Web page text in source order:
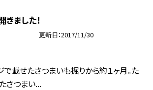
ました！
更新日 2017/11/30
載せたさつまいも掘りから約１ヶ月。た
さつまい...